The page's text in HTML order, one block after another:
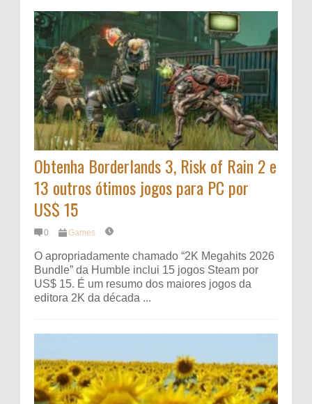
Obtenha Borderlands 3, Risk of Rain 2 e
13 outros ótimos jogos para PC por
US$ 15
0 Games
O apropriadamente chamado “2K Megahits 2026
Bundle” da Humble inclui 15 jogos Steam por
US$ 15. É um resumo dos maiores jogos da
editora 2K da década ...